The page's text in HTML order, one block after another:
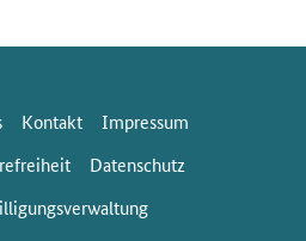
Kontakt
Impressum
Datenschutz